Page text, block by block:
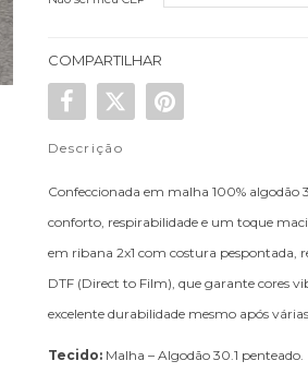
COMPARTILHAR
Descrição
Confeccionada em malha 100% algodão
conforto, respirabilidade e um toque
em ribana 2x1 com costura pespontada,
DTF (Direct to Film), que garante cores
excelente durabilidade mesmo após
Tecido:Malha – Algodão 30.1 penteado.